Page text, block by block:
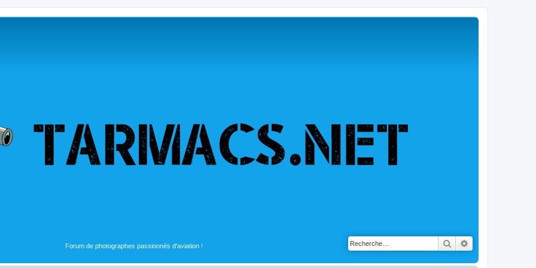
Forum de photographes passionnés d'aviation ! Rechercher